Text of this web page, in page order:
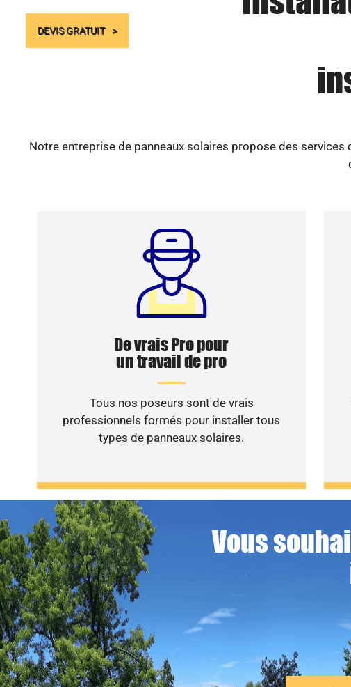
DEVIS GRATUIT
Notre entreprise de panneaux solaires propose des
De vrais Pro pour
un travail de pro
Tous nos poseurs sont de vrais
professionnels formés pour installer tous
types de panneaux solaires.
Vous